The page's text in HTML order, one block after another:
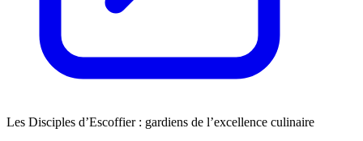
Les Disciples d’Escoffier : gardiens de l’excellence culinaire